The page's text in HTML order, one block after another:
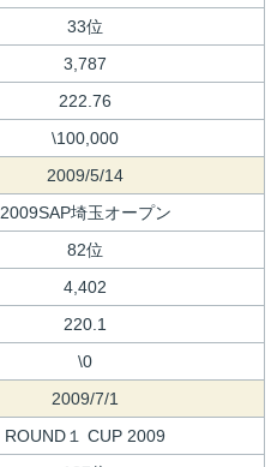
33位
3,787
222.76
\100,000
2009/5/14
2009SAP埼玉オープン
82位
4,402
220.1
\0
2009/7/1
ROUND１ CUP 2009